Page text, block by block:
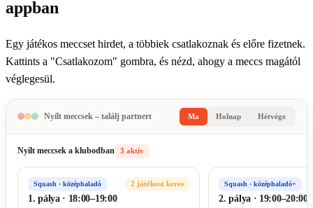
appban
Egy játékos meccset hirdet, a többiek csatlakoznak és előre fizetnek.
Kattints a "Csatlakozom" gombra, és nézd, ahogy a meccs magától
véglegesül.
Nyílt meccsek – találj partnert Ma Holnap Hétvége
Nyílt meccsek a klubodban 3 aktív
Squash · középhaladó 2 játékost keres
1. pálya · 18:00–19:00
Squash · középhaladó+
2. pálya · 19:00–20:00